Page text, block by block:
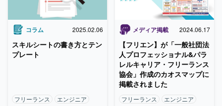
コラム 2025.02.06
スキルシートの書き方とテン
プレート
フリーランス
エンジニア
メディア掲載 2024.06.17
【フリエン】が「一般社団法
人プロフェッショナル&パラ
レルキャリア・フリーランス
協会」作成のカオスマップに
掲載されました
フリーランス
エンジニア